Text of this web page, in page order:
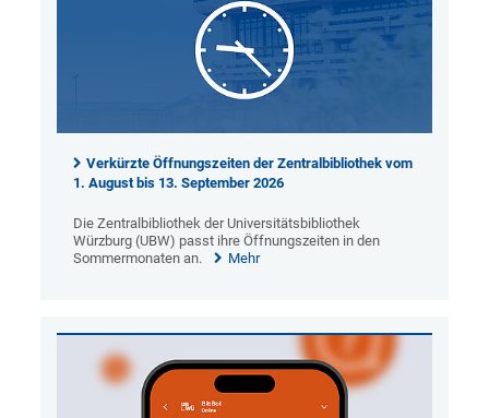
Verkürzte Öffnungszeiten der Zentralbibliothek vom
1. August bis 13. September 2026
Die Zentralbibliothek der Universitätsbibliothek
Würzburg (UBW) passt ihre Öffnungszeiten in den
Sommermonaten an.
Mehr